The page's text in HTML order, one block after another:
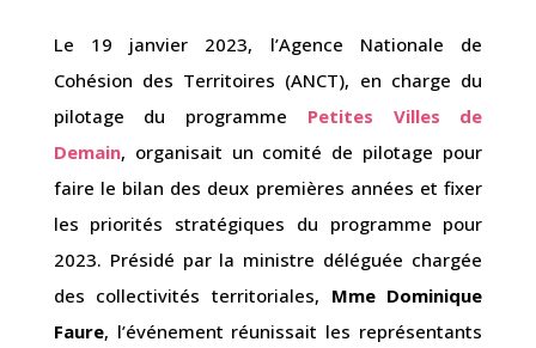
Le 19 janvier 2023, l’Agence Nationale de
Cohésion des Territoires (ANCT), en charge du
pilotage du programme Petites Villes de
Demain, organisait un comité de pilotage pour
faire le bilan des deux premières années et fixer
les priorités stratégiques du programme pour
2023. Présidé par la ministre déléguée chargée
des collectivités territoriales, Mme Dominique
Faure, l’événement réunissait les représentants